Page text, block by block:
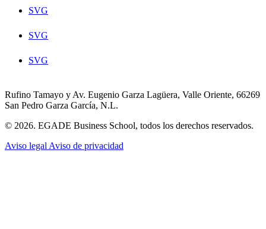
SVG
SVG
SVG
Rufino Tamayo y Av. Eugenio Garza Lagüera, Valle Oriente, 66269
San Pedro Garza García, N.L.
© 2026. EGADE Business School, todos los derechos reservados.
Aviso legal Aviso de privacidad